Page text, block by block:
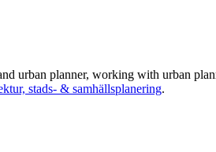
urban planner, working with urban
stads- & samhällsplanering.